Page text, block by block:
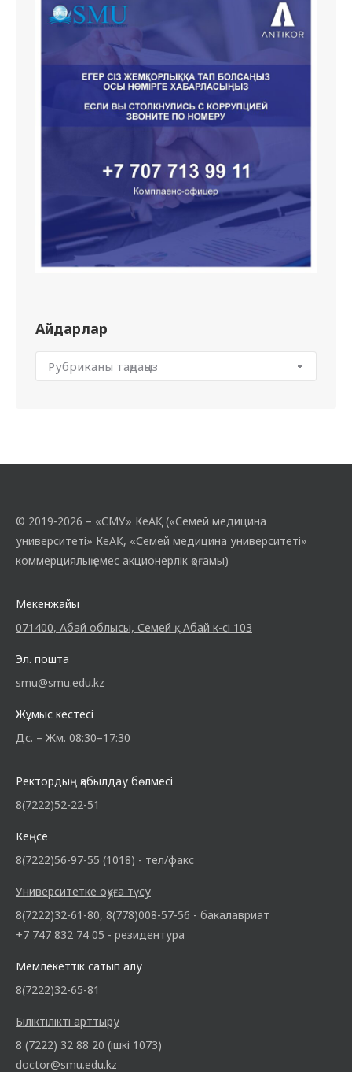
Айдарлар
© 2019-2026 – «СМУ» КеАҚ («Семей медицина
университеті» КеАҚ, «Семей медицина университеті»
коммерциялық емес акционерлік қоғамы)
Мекенжайы
071400, Абай облысы, Семей қ., Абай к-сі 103
Эл. пошта
smu@smu.edu.kz
Жұмыс кестесі
Дс. – Жм. 08:30–17:30
Ректордың қабылдау бөлмесі
8(7222)52-22-51
Кеңсе
8(7222)56-97-55 (1018) - тел/факс
Университетке оқуға түсу
8(7222)32-61-80, 8(778)008-57-56 - бакалавриат
+7 747 832 74 05 - резидентура
Мемлекеттік сатып алу
8(7222)32-65-81
Біліктілікті арттыру
8 (7222) 32 88 20 (ішкі 1073)
doctor@smu.edu.kz